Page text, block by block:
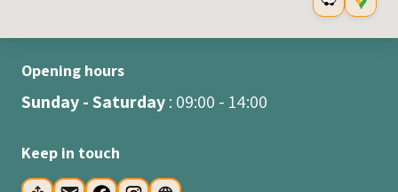
Opening hours
Sunday - Saturday: 09:00 - 14:00
Keep in touch